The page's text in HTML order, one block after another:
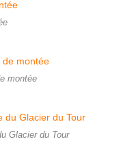
montée
Glacier du Tour